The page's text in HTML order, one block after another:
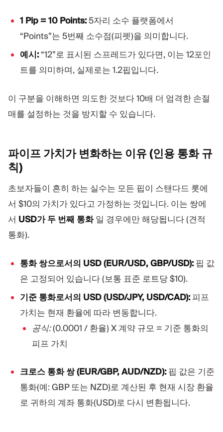
1 Pip = 10 Points:5자리 소수 플랫폼에서
“Points”는 5번째 소수점(피펫)을 의미합니다.
예시:“12”로 표시된 스프레드가 있다면, 이는 12포인
트를 의미하며, 실제로는 1.2핍입니다.
이 구분을 이해하면 의도한 것보다 10배 더 엄격한 손절
매를 설정하는 것을 방지할 수 있습니다.
파이프 가치가 변화하는 이유 (인용 통화규
칙)
초보자들이 흔히 하는 실수는 모든 핍이 스탠다드 롯에
서 $10의 가치가 있다고 가정하는 것입니다. 이는 쌍에
서 USD가 두 번째 통화일 경우에만 해당됩니다 (견적
통화).
통화 쌍으로서의 USD (EUR/USD, GBP/USD):핍 값
은 고정되어 있습니다 (보통 표준 로트당 $10).
기준 통화로서의 USD (USD/JPY, USD/CAD):피프
가치는 현재 환율에 따라 변동합니다.
공식:(0.0001 / 환율) X 계약 규모 = 기준 통화의
피프 가치
크로스 통화 쌍 (EUR/GBP, AUD/NZD):핍 값은 기준
통화(예: GBP 또는 NZD)로 계산된 후 현재 시장 환율
로 귀하의 계좌 통화(USD)로 다시 변환됩니다.